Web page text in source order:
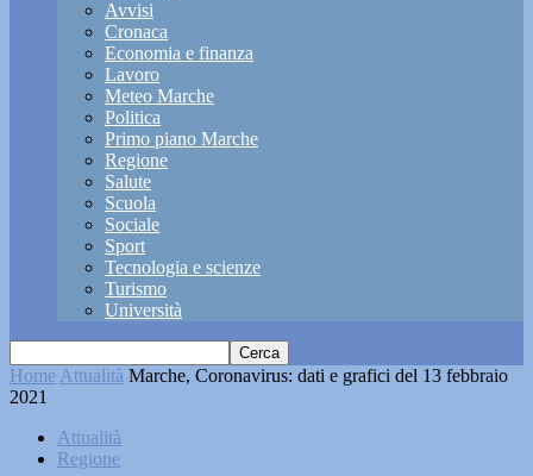
Avvisi
Cronaca
Economia e finanza
Lavoro
Meteo Marche
Politica
Primo piano Marche
Regione
Salute
Scuola
Sociale
Sport
Tecnologia e scienze
Turismo
Università
Home Attualità Marche, Coronavirus: dati e grafici del 13 febbraio
2021
Attualità
Regione